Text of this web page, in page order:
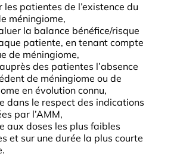
les patientes de l’existence du
méningiome,
la balance bénéfice/risque
patiente, en tenant compte
de méningiome,
des patientes l’absence
de méningiome ou de
en évolution connu,
dans le respect des indications
par l’AMM,
aux doses les plus faibles
et sur une durée la plus courte